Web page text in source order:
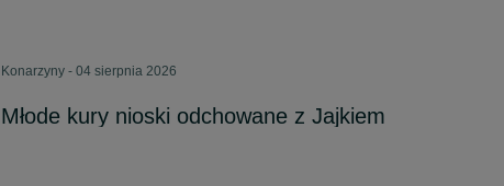
Konarzyny - 04 sierpnia 2026
Młode kury nioski odchowane z Jajkiem